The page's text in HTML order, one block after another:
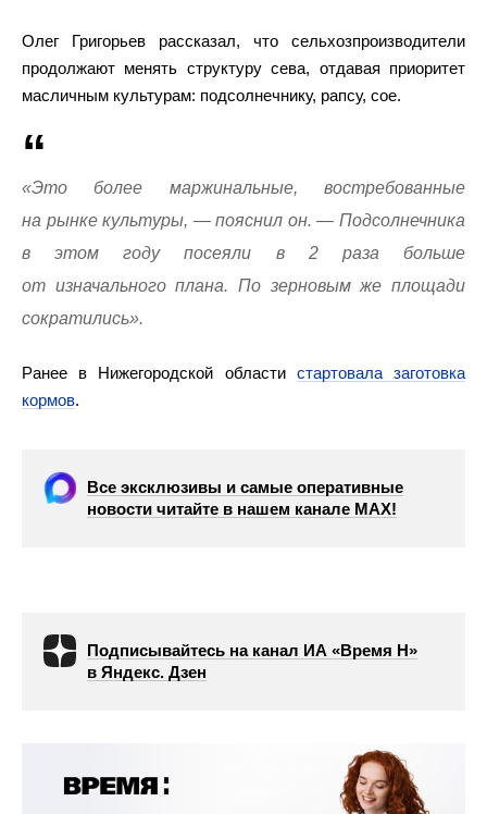
Олег Григорьев рассказал, что сельхозпроизводители
продолжают менять структуру сева, отдавая приоритет
масличным культурам: подсолнечнику, рапсу, сое.
«Это более маржинальные, востребованные
на рынке культуры, — пояснил он. — Подсолнечника
в этом году посеяли в 2 раза больше
от изначального плана. По зерновым же площади
сократились».
Ранее в Нижегородской области стартовала заготовка
кормов.
Все эксклюзивы и самые оперативные
новости читайте в нашем канале МАХ!
Подписывайтесь на канал ИА «Время Н»
в Яндекс. Дзен